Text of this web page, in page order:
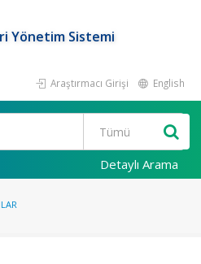
Yönetim Sistemi
Araştırmacı Girişi English
Detaylı Arama